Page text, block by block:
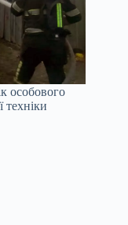
особового
техніки